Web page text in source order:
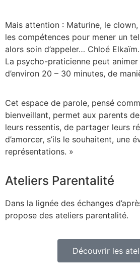
Mais attention : Maturine, le clown,
les compétences pour mener un
alors soin d’appeler… Chloé Elkaïm.
La psycho-praticienne peut animer
d’environ 20 – 30 minutes, de
Cet espace de parole, pensé
bienveillant, permet aux parents
leurs ressentis, de partager leurs
d’amorcer, s’ils le souhaitent, une
représentations. »
Ateliers Parentalité
Dans la lignée des échanges
propose des ateliers parentalité.
Découvrir les